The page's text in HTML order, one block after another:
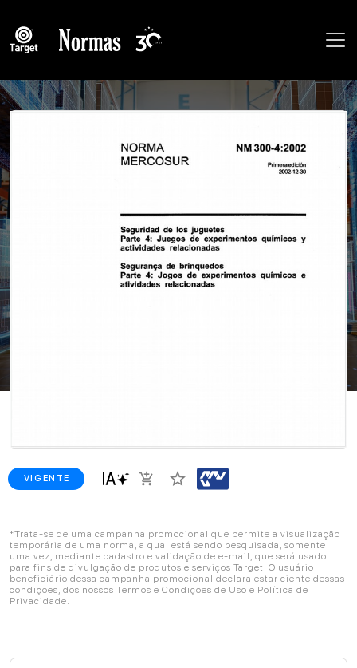
VIGENTE add_shopping_cart star_border
*Trata-se de uma campanha promocional que permite a visualização
temporária de uma norma, a qual está sendo pesquisada, somente
uma vez, mediante cadastro e validação de e-mail, que será usado
para fins de divulgação de produtos e serviços Target. O usuário
beneficiário dessa campanha promocional declara estar ciente dessas
condições, dos nossos Termos e Condições de Uso e Política de
Privacidade.